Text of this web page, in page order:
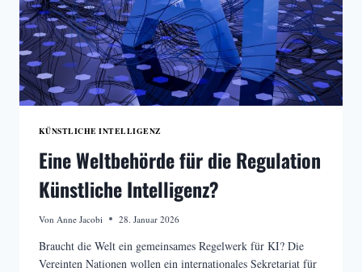
KÜNSTLICHE INTELLIGENZ
Eine Weltbehörde für die Regulation
Künstliche Intelligenz?
Von Anne Jacobi 28. Januar 2026
Braucht die Welt ein gemeinsames Regelwerk für KI? Die
Vereinten Nationen wollen ein internationales Sekretariat für